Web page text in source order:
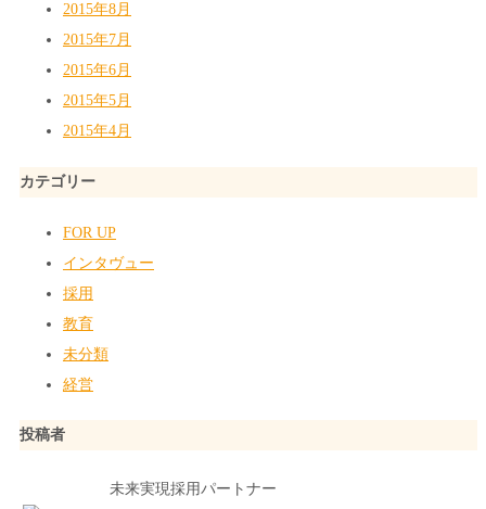
2015年8月
2015年7月
2015年6月
2015年5月
2015年4月
カテゴリー
FOR UP
インタヴュー
採用
教育
未分類
経営
投稿者
未来実現採用パートナー